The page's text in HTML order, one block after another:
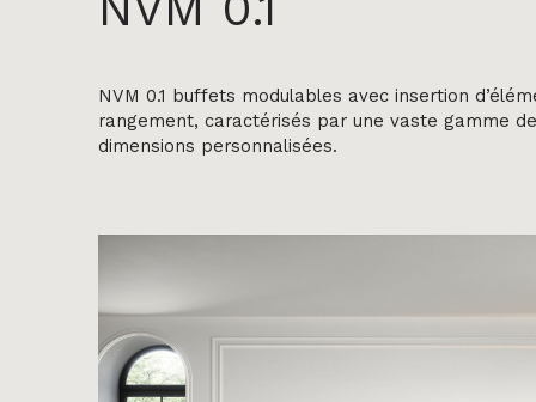
NVM 0.1 buffets modulables avec insertion
rangement, caractérisés par une vaste gamme
dimensions personnalisées.